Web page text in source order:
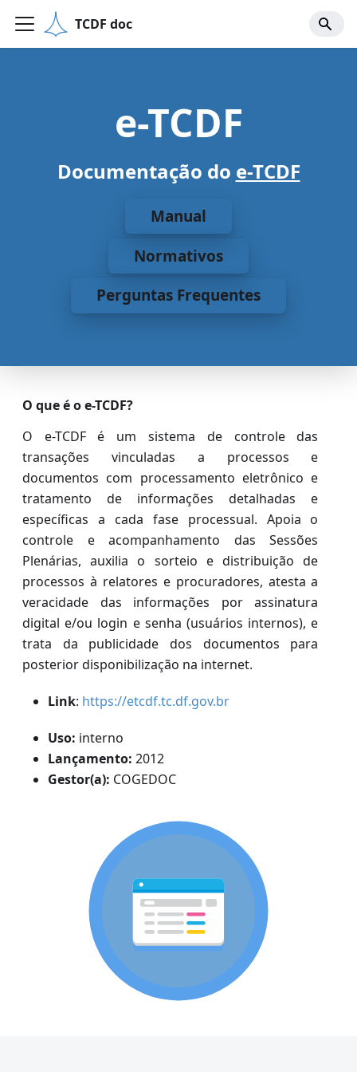
TCDF doc
e-TCDF
Documentação do e-TCDF
Manual
Normativos
Perguntas Frequentes
O que é o e-TCDF?
O e-TCDF é um sistema de controle das
transações vinculadas a processos e
documentos com processamento eletrônico e
tratamento de informações detalhadas e
específicas a cada fase processual. Apoia o
controle e acompanhamento das Sessões
Plenárias, auxilia o sorteio e distribuição de
processos à relatores e procuradores, atesta a
veracidade das informações por assinatura
digital e/ou login e senha (usuários internos), e
trata da publicidade dos documentos para
posterior disponibilização na internet.
Link: https://etcdf.tc.df.gov.br
Uso: interno
Lançamento: 2012
Gestor(a): COGEDOC